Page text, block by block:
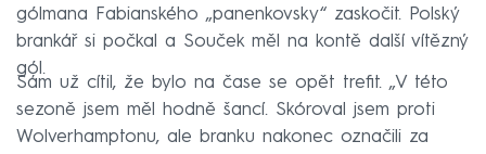
gólmana Fabianského „panenkovsky“ zaskočit. Polský
brankář si počkal a Souček měl na kontě další vítězný
gól.
Sám už cítil, že bylo na čase se opět trefit. „V této
sezoně jsem měl hodně šancí. Skóroval jsem proti
Wolverhamptonu, ale branku nakonec označili za